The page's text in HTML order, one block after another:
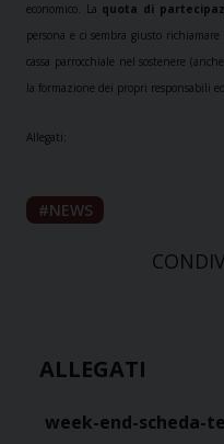
economico. La quota di
persona e ci sembra giusto
cassa parrocchiale nel sostenere
la formazione dei propri responsabili
Allegati:
NEWS
ALLEGATI
week-end-scheda-